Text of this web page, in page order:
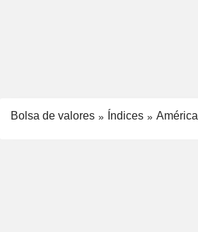
Bolsa de valores Índices América